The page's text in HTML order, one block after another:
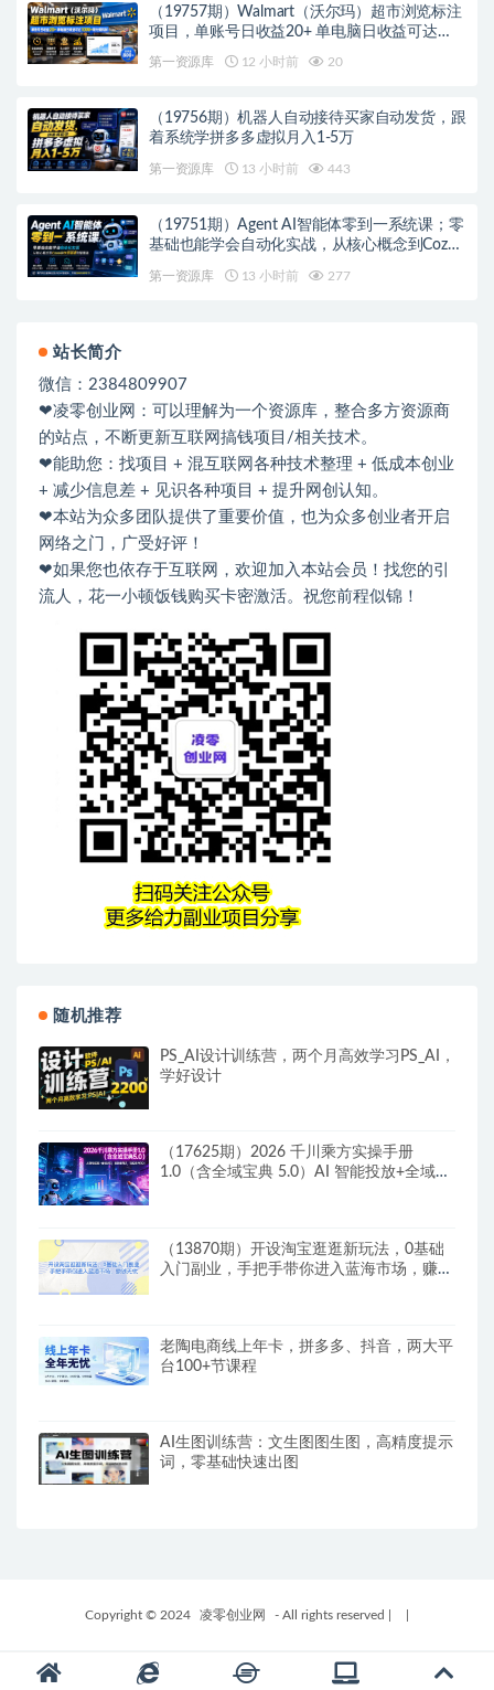
（19757期）Walmart（沃尔玛）超市浏览标注
项目，单账号日收益20+ 单电脑日收益可达
第一资源库 12 小时前 20
（19756期）机器人自动接待买家自动发货，跟
着系统学拼多多虚拟月入1-5万
第一资源库 13 小时前 443
（19751期）Agent AI智能体零到一系统课；零
基础也能学会自动化实战，从核心概念到Coze
第一资源库 13 小时前 277
站长简介
微信：2384809907
❤凌零创业网：可以理解为一个资源库，整合多方资源商
的站点，不断更新互联网搞钱项目/相关技术。
❤能助您：找项目 + 混互联网各种技术整理 + 低成本创业
+ 减少信息差 + 见识各种项目 + 提升网创认知。
❤本站为众多团队提供了重要价值，也为众多创业者开启
网络之门，广受好评！
❤如果您也依存于互联网，欢迎加入本站会员！找您的引
流人，花一小顿饭钱购买卡密激活。祝您前程似锦！
随机推荐
PS_AI设计训练营，两个月高效学习PS_AI，
学好设计
（17625期）2026 千川乘方实操手册
1.0（含全域宝典 5.0）AI 智能投放+全域协
（13870期）开设淘宝逛逛新玩法，0基础
入门副业，手把手带你进入蓝海市场，赚钱
老陶电商线上年卡，拼多多、抖音，两大平
台100+节课程
AI生图训练营：文生图图生图，高精度提示
词，零基础快速出图
Copyright © 2024 凌零创业网 - All rights reserved